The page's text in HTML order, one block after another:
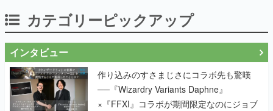
カテゴリーピックアップ
インタビュー
作り込みのすさまじさにコラボ先も驚嘆
──『Wizardry Variants Daphne』
×『FFXI』コラボが期間限定なのにジョブ